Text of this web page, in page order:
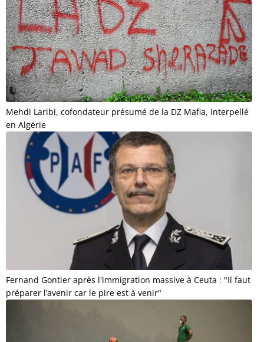
Mehdi Laribi, cofondateur présumé de la DZ Mafia, interpellé
en Algérie
Fernand Gontier après l'immigration massive à Ceuta : "Il faut
préparer l’avenir car le pire est à venir"